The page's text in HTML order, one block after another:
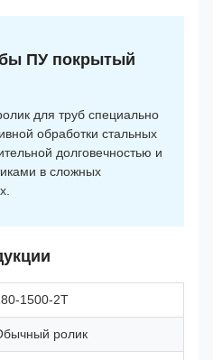
ПУ покрытый
для труб специально
обработки стальных
долговечностью и
в сложных
1500-2T
ролик